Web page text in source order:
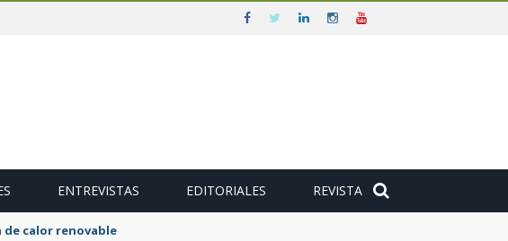
ENTREVISTAS EDITORIALES REVISTA
para diciembre